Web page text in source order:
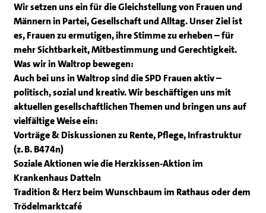
Wir setzen uns ein für die Gleichstellung von Frauen und
Männern in Partei, Gesellschaft und Alltag. Unser Ziel ist
es, Frauen zu ermutigen, ihre Stimme zu erheben – für
mehr Sichtbarkeit, Mitbestimmung und Gerechtigkeit.
Was wir in Waltrop bewegen:
Auch bei uns in Waltrop sind die SPD Frauen aktiv –
politisch, sozial und kreativ. Wir beschäftigen uns mit
aktuellen gesellschaftlichen Themen und bringen uns auf
vielfältige Weise ein:
Vorträge & Diskussionen zu Rente, Pflege, Infrastruktur
(z. B. B474n)
Soziale Aktionen wie die Herzkissen-Aktion im
Krankenhaus Datteln
Tradition & Herz beim Wunschbaum im Rathaus oder dem
Trödelmarktcafé